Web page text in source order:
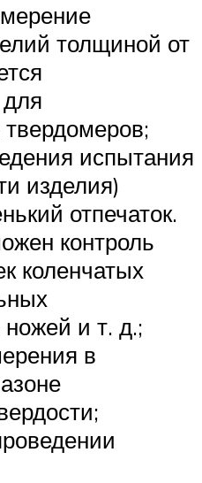
толщиной от
испытания
изделия)
отпечаток.
контроль
коленчатых
ножей и т. д.;
в